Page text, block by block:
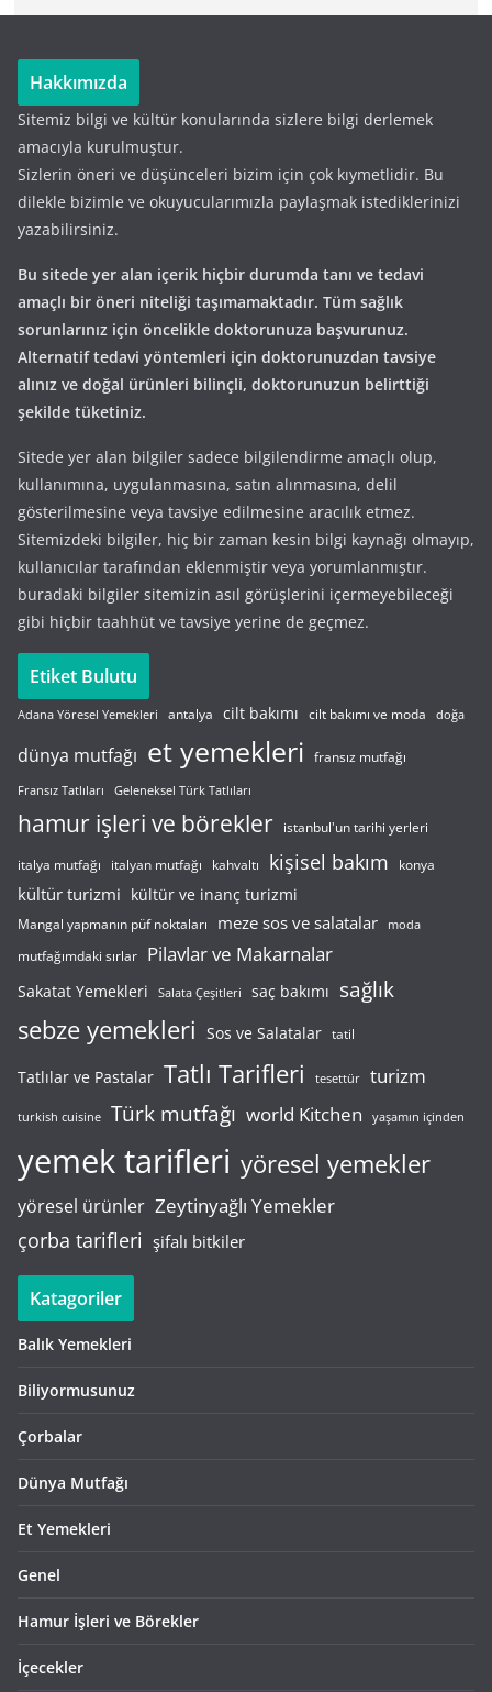
Hakkımızda
Sitemiz bilgi ve kültür konularında sizlere bilgi derlemek
amacıyla kurulmuştur.
Sizlerin öneri ve düşünceleri bizim için çok kıymetlidir. Bu
dilekle bizimle ve okuyucularımızla paylaşmak istediklerinizi
yazabilirsiniz.
Bu sitede yer alan içerik hiçbir durumda tanı ve tedavi
amaçlı bir öneri niteliği taşımamaktadır. Tüm sağlık
sorunlarınız için öncelikle doktorunuza başvurunuz.
Alternatif tedavi yöntemleri için doktorunuzdan tavsiye
alınız ve doğal ürünleri bilinçli, doktorunuzun belirttiği
şekilde tüketiniz.
Sitede yer alan bilgiler sadece bilgilendirme amaçlı olup,
kullanımına, uygulanmasına, satın alınmasına, delil
gösterilmesine veya tavsiye edilmesine aracılık etmez.
Sitemizdeki bilgiler, hiç bir zaman kesin bilgi kaynağı olmayıp,
kullanıcılar tarafından eklenmiştir veya yorumlanmıştır.
buradaki bilgiler sitemizin asıl görüşlerini içermeyebileceği
gibi hiçbir taahhüt ve tavsiye yerine de geçmez.
Etiket Bulutu
Adana Yöresel Yemekleri antalya cilt bakımı cilt bakımı ve moda doğa
dünya mutfağı et yemekleri fransız mutfağı
Fransız Tatlıları Geleneksel Türk Tatlıları
hamur işleri ve börekler istanbul'un tarihi yerleri
italya mutfağı italyan mutfağı kahvaltı kişisel bakım konya
kültür turizmi kültür ve inanç turizmi
Mangal yapmanın püf noktaları meze sos ve salatalar moda
mutfağımdaki sırlar Pilavlar ve Makarnalar
Sakatat Yemekleri Salata Çeşitleri saç bakımı sağlık
sebze yemekleri Sos ve Salatalar tatil
Tatlılar ve Pastalar Tatlı Tarifleri tesettür turizm
turkish cuisine Türk mutfağı world Kitchen yaşamın içinden
yemek tarifleri yöresel yemekler
yöresel ürünler Zeytinyağlı Yemekler
çorba tarifleri şifalı bitkiler
Katagoriler
Balık Yemekleri
Biliyormusunuz
Çorbalar
Dünya Mutfağı
Et Yemekleri
Genel
Hamur İşleri ve Börekler
İçecekler